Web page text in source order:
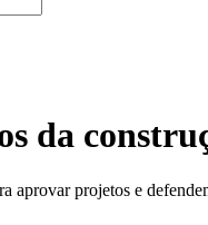
da
aprovar projetos e